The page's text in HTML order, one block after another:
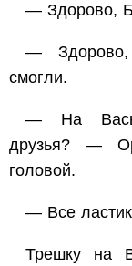
— Здорово,
—
смогли.
— На
друзья? —
головой.
— Все
Трешку на